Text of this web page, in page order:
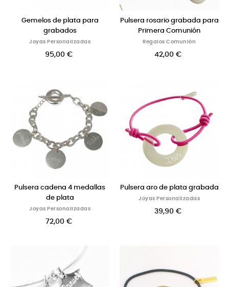
Gemelos de plata para
grabados
Joyas Personalizadas
95,00 €
Pulsera rosario grabada para
Primera Comunión
Regalos Comunión
42,00 €
Pulsera cadena 4 medallas
de plata
Joyas Personalizadas
72,00 €
Pulsera aro de plata grabada
Joyas Personalizadas
39,90 €